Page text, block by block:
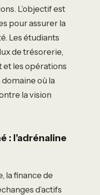
L’objectif est
pour assurer la
Les étudiants
de trésorerie,
et les opérations
domaine où la
la vision
: l’adrénaline
la finance de
d’actifs